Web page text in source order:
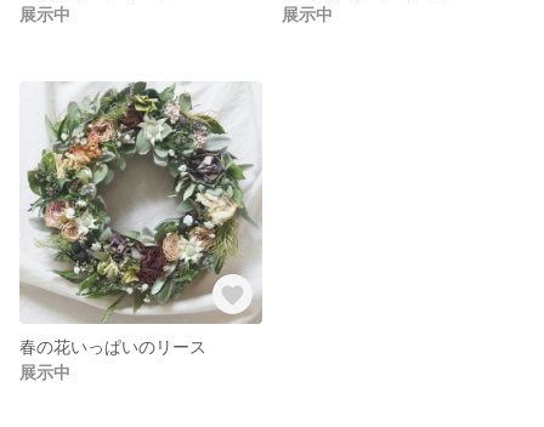
展示中
展示中
春の花いっぱいのリース
展示中